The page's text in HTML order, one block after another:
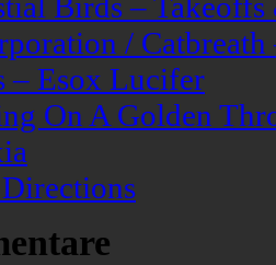
/
– Esox Lucifer
On A Golden